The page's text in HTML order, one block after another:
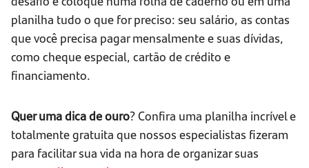
planilha tudo o que for preciso: seu salário, as contas
que você precisa pagar mensalmente e suas dívidas,
como cheque especial, cartão de crédito e
financiamento.
Quer uma dica de ouro? Confira uma planilha incrível e
totalmente gratuita que nossos especialistas fizeram
para facilitar sua vida na hora de organizar suas